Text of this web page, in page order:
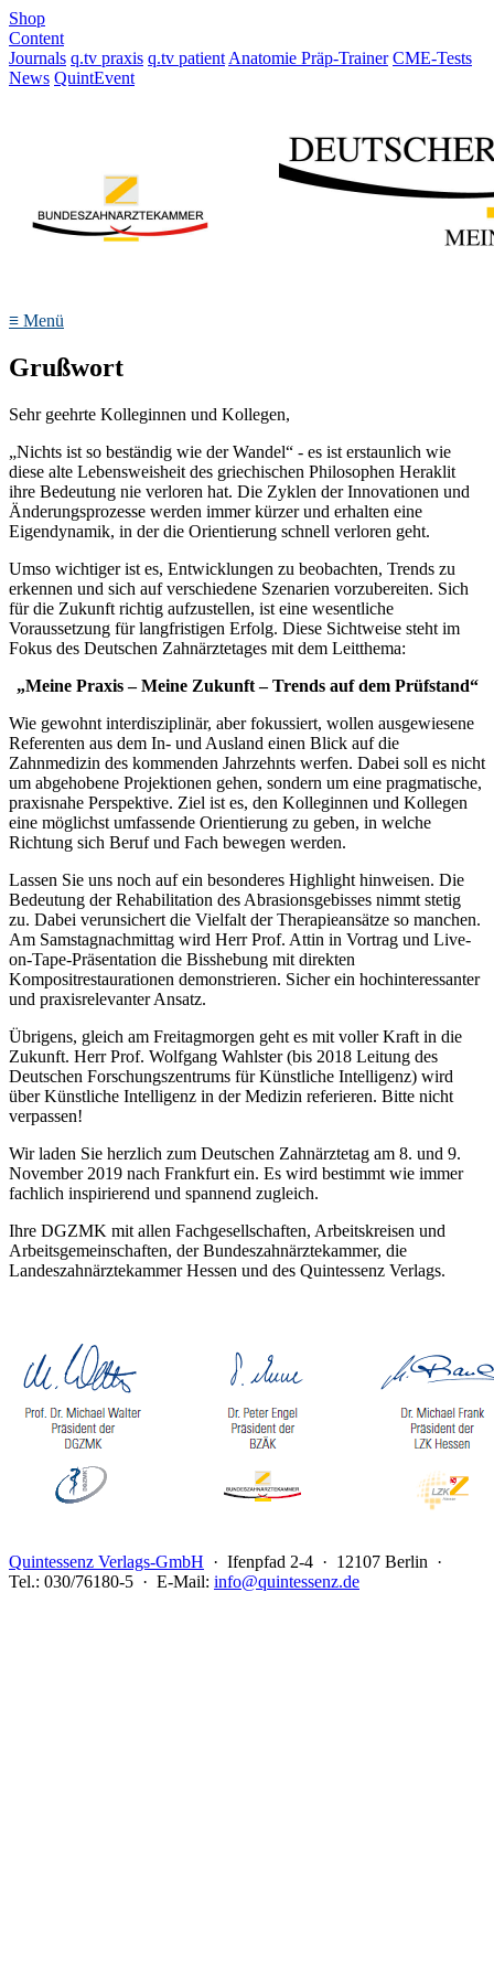
Shop
Content
Journals q.tv praxis q.tv patient Anatomie Präp-Trainer CME-Tests
News QuintEvent
≡ Menü
Grußwort
Sehr geehrte Kolleginnen und Kollegen,
„Nichts ist so beständig wie der Wandel“ - es ist erstaunlich wie
diese alte Lebensweisheit des griechischen Philosophen Heraklit
ihre Bedeutung nie verloren hat. Die Zyklen der Innovationen und
Änderungsprozesse werden immer kürzer und erhalten eine
Eigendynamik, in der die Orientierung schnell verloren geht.
Umso wichtiger ist es, Entwicklungen zu beobachten, Trends zu
erkennen und sich auf verschiedene Szenarien vorzubereiten. Sich
für die Zukunft richtig aufzustellen, ist eine wesentliche
Voraussetzung für langfristigen Erfolg. Diese Sichtweise steht im
Fokus des Deutschen Zahnärztetages mit dem Leitthema:
„Meine Praxis – Meine Zukunft – Trends auf dem Prüfstand“
Wie gewohnt interdisziplinär, aber fokussiert, wollen ausgewiesene
Referenten aus dem In- und Ausland einen Blick auf die
Zahnmedizin des kommenden Jahrzehnts werfen. Dabei soll es nicht
um abgehobene Projektionen gehen, sondern um eine pragmatische,
praxisnahe Perspektive. Ziel ist es, den Kolleginnen und Kollegen
eine möglichst umfassende Orientierung zu geben, in welche
Richtung sich Beruf und Fach bewegen werden.
Lassen Sie uns noch auf ein besonderes Highlight hinweisen. Die
Bedeutung der Rehabilitation des Abrasionsgebisses nimmt stetig
zu. Dabei verunsichert die Vielfalt der Therapieansätze so manchen.
Am Samstagnachmittag wird Herr Prof. Attin in Vortrag und Live-
on-Tape-Präsentation die Bisshebung mit direkten
Kompositrestaurationen demonstrieren. Sicher ein hochinteressanter
und praxisrelevanter Ansatz.
Übrigens, gleich am Freitagmorgen geht es mit voller Kraft in die
Zukunft. Herr Prof. Wolfgang Wahlster (bis 2018 Leitung des
Deutschen Forschungszentrums für Künstliche Intelligenz) wird
über Künstliche Intelligenz in der Medizin referieren. Bitte nicht
verpassen!
Wir laden Sie herzlich zum Deutschen Zahnärztetag am 8. und 9.
November 2019 nach Frankfurt ein. Es wird bestimmt wie immer
fachlich inspirierend und spannend zugleich.
Ihre DGZMK mit allen Fachgesellschaften, Arbeitskreisen und
Arbeitsgemeinschaften, der Bundeszahnärztekammer, die
Landeszahnärztekammer Hessen und des Quintessenz Verlags.
Quintessenz Verlags-GmbH · Ifenpfad 2-4 · 12107 Berlin ·
Tel.: 030/76180-5 · E-Mail: info@quintessenz.de